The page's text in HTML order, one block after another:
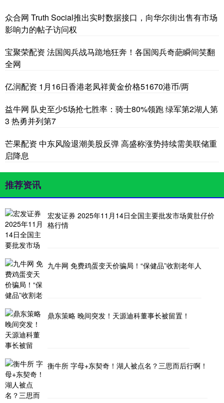
众合网 Truth Social推出实时数据接口，向华尔街出售有市场
影响力的帖子访问权
宝聚荣配资 法国阅兵战马跪地狂奔！各国阅兵奇葩瞬间笑翻
全网
亿润配资 1月16日香港老凤祥黄金价格51670港币/两
益牛网 队史至少5场抢七胜率：骑士80%领跑 绿军第2湖人第
3 热勇并列第7
芒果配资 中东风险退潮美股反弹 高盛称涨势持续需美联储重
启降息
推荐资讯
宏发证券 2025年11月14日全国主要批发市场黄肚仔价
格行情
九牛网 免费鸡蛋变天价骗局！“保健品”收割老年人
鼎东策略 晚间突发！天源迪科董事长被留置！
衡牛所 字母+东契奇！湖人被点名？三思而后行啊！